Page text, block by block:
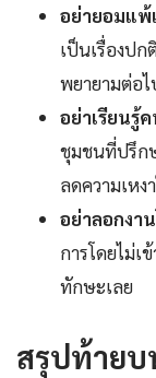
อย่ายอมแพ้
เป็นเรื่องป
พยายามต่อ
อย่าเรียนรู้
ชุมชนที่ปรึกษ
ลดความเหง
อย่าลอกงา
การโดยไม่เ
ทักษะเลย
สรุปท้ายบ